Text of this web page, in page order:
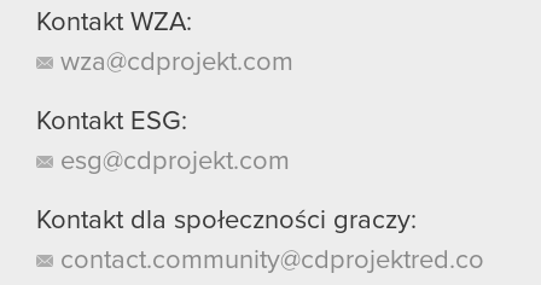
Kontakt WZA:
wza@cdprojekt.com
Kontakt ESG:
esg@cdprojekt.com
Kontakt dla społeczności graczy:
contact.community@cdprojektred.co